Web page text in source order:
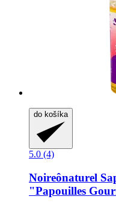
do košíka
5.0 (4)
Noireônaturel
"Papouilles